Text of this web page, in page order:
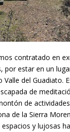
contratado en
por estar en un
Valle del Guadiato.
de
de
de la Sierra
y lujosas